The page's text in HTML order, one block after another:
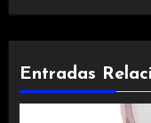
Entradas